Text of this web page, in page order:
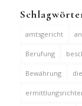
amtsgericht
Berufung
Bewährung